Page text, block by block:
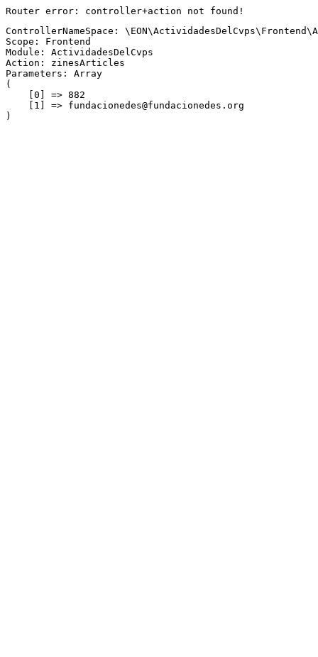
Router error: controller+action not found!
ControllerNameSpace:
Scope: Frontend
Module: ActividadesDelCvps
Action: zinesArticles
Parameters: Array
(
    [0] => 882
    [1] => fundacionedes@fundacionedes.org